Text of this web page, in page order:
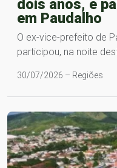
dois anos, e
em Paudalho
O ex-vice-prefeito de
participou, na noite
30/07/2026 – Regiões